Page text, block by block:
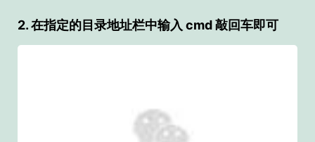
2. 在指定的目录地址栏中输入 cmd 敲回车即可